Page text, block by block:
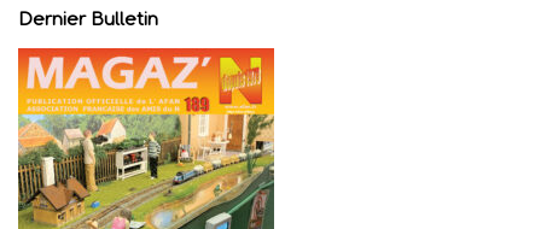
Dernier Bulletin